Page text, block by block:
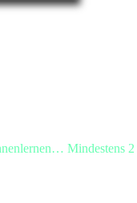
Mindestens 2